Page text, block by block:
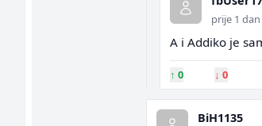
prije 1 dan
A i Addiko je
↑ 0 ↓ 0
BiH1135